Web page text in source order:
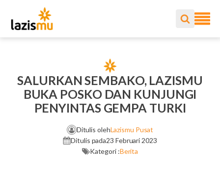
SALURKAN SEMBAKO, LAZISMU
BUKA POSKO DAN KUNJUNGI
PENYINTAS GEMPA TURKI
Ditulis olehLazismu Pusat
Ditulis pada23 Februari 2023
Kategori :Berita